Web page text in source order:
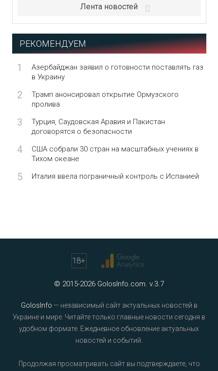
Лента новостей
РЕКОМЕНДУЕМ
1
Азербайджан заявил о готовности поставлять газ
в Украину
2
Трамп анонсировал открытие Ормузского
пролива
3
Турция, Саудовская Аравия и Пакистан
договорятся о безопасности
4
США собрали 30 стран на масштабных учениях в
Тихом океане
5 Италия ввела пограничный контроль с Испанией
18+
© 2015-2026 GolosInfo.com. v.3.7
GolosInfo — независимый сайт актуальных новостей в
Украине и мире. Читайте только главные новости сегодня в
удобном формате. Ежедневное обновление актуальных
новостей и событий.
Продолжая просматривать сайт вы подтверждаете, что